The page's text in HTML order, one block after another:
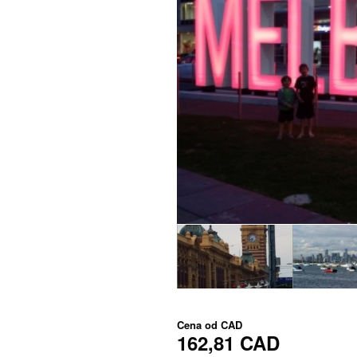
Cena od CAD
162,81 CAD